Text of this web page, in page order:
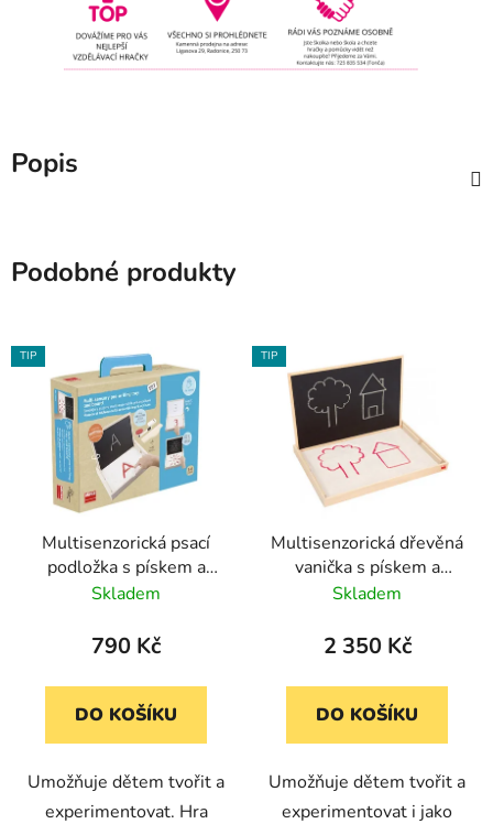
Popis
Podobné produkty
TIP
Multisenzorická psací
podložka s pískem a
tabulí (30 cm)
Skladem
790 Kč
DO KOŠÍKU
Umožňuje dětem tvořit a
experimentovat. Hra
TIP
Multisenzorická dřevěná
vanička s pískem a
tabulí XL (59 cm)
Skladem
2 350 Kč
DO KOŠÍKU
Umožňuje dětem tvořit a
experimentovat i jako